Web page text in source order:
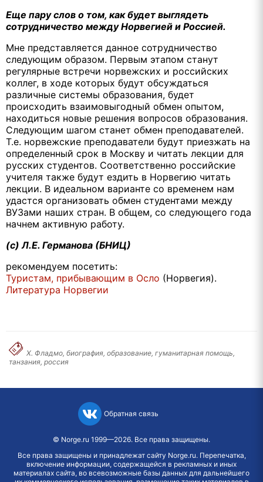
Еще пару слов о том, как будет выглядеть
сотрудничество между Норвегией и Россией.
Мне представляется данное сотрудничество
следующим образом. Первым этапом станут
регулярные встречи норвежских и российских
коллег, в ходе которых будут обсуждаться
различные системы образования, будет
происходить взаимовыгодный обмен опытом,
находиться новые решения вопросов образования.
Следующим шагом станет обмен преподавателей.
Т.е. норвежские преподаватели будут приезжать на
определенный срок в Москву и читать лекции для
русских студентов. Соответственно российские
учителя также будут ездить в Норвегию читать
лекции. В идеальном варианте со временем нам
удастся организовать обмен студентами между
ВУЗами наших стран. В общем, со следующего года
начнем активную работу.
(с) Л.Е. Германова (БНИЦ)
рекомендуем посетить:
Туристам, прибывающим в Осло (Норвегия).
Литература Норвегии
Х. Фладмо, биография, образование, гуманитарная помощь,
танзания, россия
Обратная связь
© Norge.ru 1999—2026. Все права защищены.
Все права защищены и принадлежат сайту Norge.ru. Перепечатка,
включение информации, содержащейся в рекламных и иных
материалах сайта, во всевозможные базы данных для дальнейшего